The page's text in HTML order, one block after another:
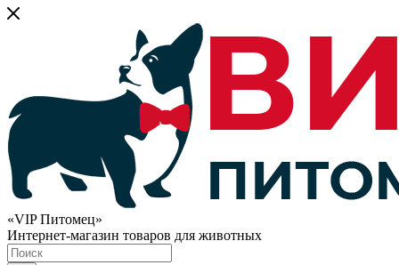
«VIP Питомец»
Интернет-магазин товаров для животных